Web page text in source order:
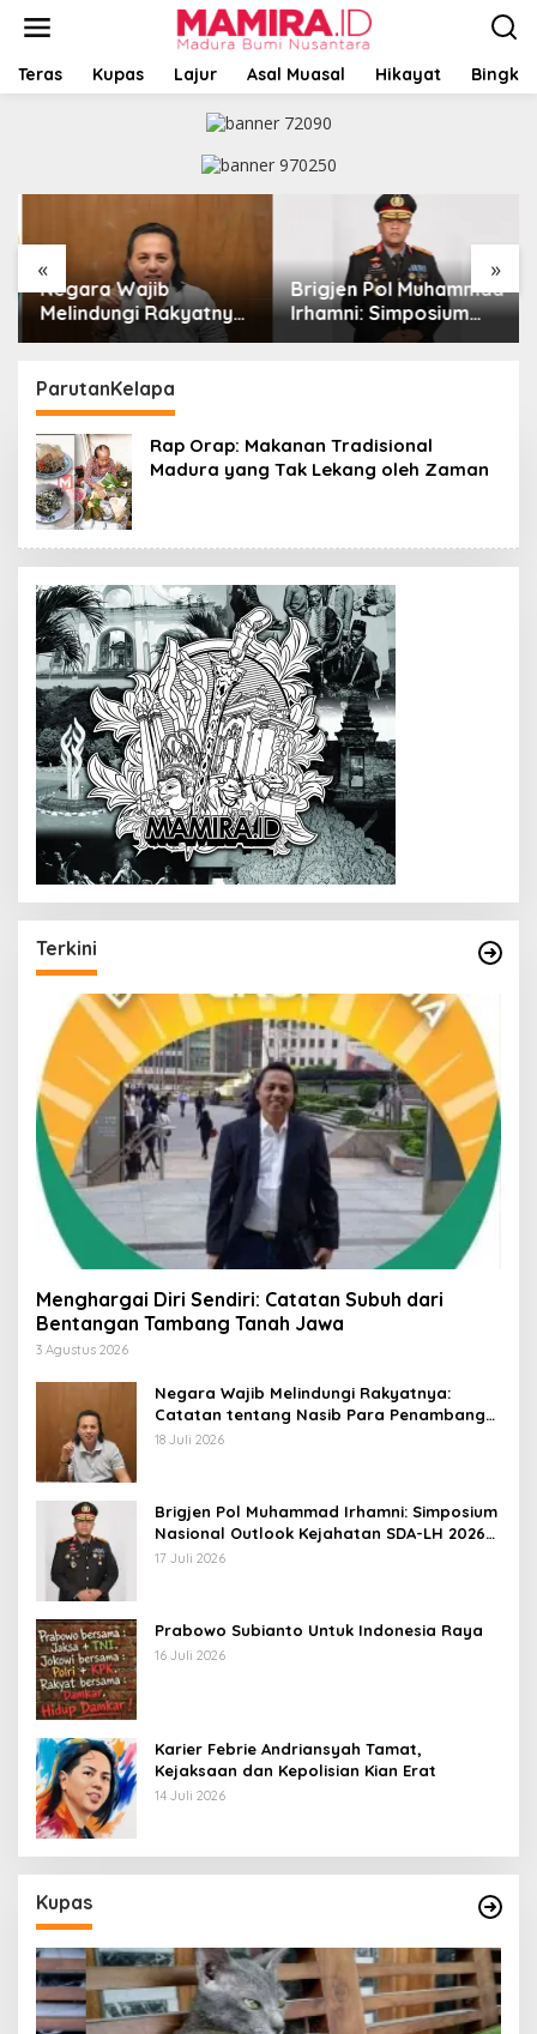
t
Teras Kupas Lajur Asal Muasal Hikayat Bingkai
« »
Negara Wajib
Melindungi Rakyatnya:
Catatan tentang Nasib
Belerang Kawah Ijen
Brigjen Pol Muhammad
Irhamni: Simposium
Nasional Outlook
ParutanKelapa
Rap Orap: Makanan Tradisional
Madura yang Tak Lekang oleh Zaman
Terkini
Menghargai Diri Sendiri: Catatan Subuh dari
Bentangan Tambang Tanah Jawa
3 Agustus 2026
Negara Wajib Melindungi Rakyatnya:
Catatan tentang Nasib Para Penambang
Belerang Kawah Ijen
18 Juli 2026
Brigjen Pol Muhammad Irhamni: Simposium
Nasional Outlook Kejahatan SDA-LH 2026–
2030 Beri Banyak Masukan Bagi APH
17 Juli 2026
Prabowo Subianto Untuk Indonesia Raya
16 Juli 2026
Karier Febrie Andriansyah Tamat,
Kejaksaan dan Kepolisian Kian Erat
14 Juli 2026
Kupas